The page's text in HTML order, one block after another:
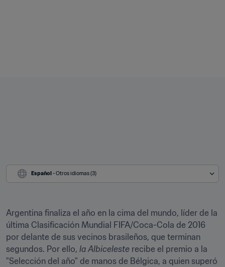
Español - Otros idiomas (3)
Argentina finaliza el año en la cima del mundo, líder de la
última Clasificación Mundial FIFA/Coca-Cola de 2016
por delante de sus vecinos brasileños, que terminan
segundos. Por ello, la Albiceleste recibe el premio a la
"Selección del año" de manos de Bélgica, a quien superó